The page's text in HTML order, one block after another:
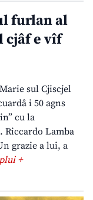
furlan al
cjâf e vîf
sul Cjiscjel
i 50 agns
cu la
Riccardo Lamba
grazie a lui, a
+